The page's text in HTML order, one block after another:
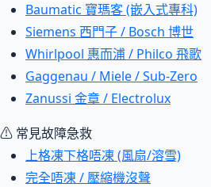
Baumatic 寶瑪客 (嵌入式專科)
Siemens 西門子 / Bosch 博世
Whirlpool 惠而浦 / Philco 飛歌
Gaggenau / Miele / Sub-Zero
Zanussi 金章 / Electrolux
⚠ 常見故障急救
上格凍下格唔凍 (風扇/溶雪)
完全唔凍 / 壓縮機沒聲